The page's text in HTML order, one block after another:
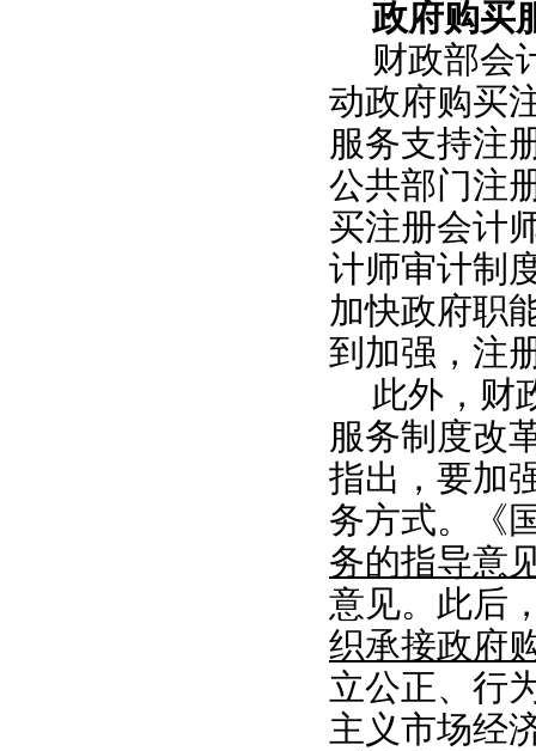
政府购买
财政部会
动政府购买
服务支持注
公共部门注
买注册会计
计师审计制
加快政府职
到加强，注
此外，财
服务制度改
指出，要加
务方式。《
务的指导意
意见。此后
织承接政府
立公正、行
主义市场经